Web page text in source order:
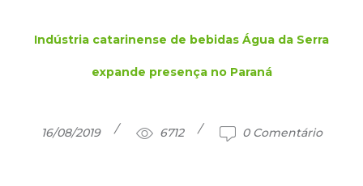
Indústria catarinense de bebidas Água da Serra
expande presença no Paraná
16/08/2019 6712 0 Comentário